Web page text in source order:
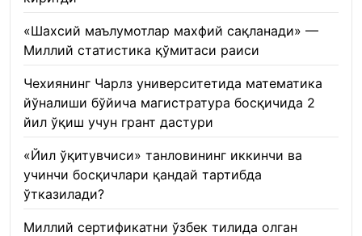
«Шахсий маълумотлар махфий сақланади» —
Миллий статистика қўмитаси раиси
Чехиянинг Чарлз университетида математика
йўналиши бўйича магистратура босқичида 2
йил ўқиш учун грант дастури
«Йил ўқитувчиси» танловининг иккинчи ва
учинчи босқичлари қандай тартибда
ўтказилади?
Миллий сертификатни ўзбек тилида олган